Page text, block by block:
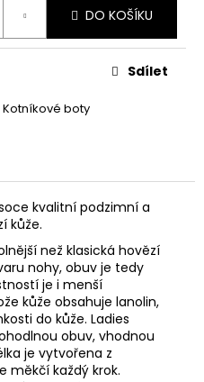
DO KOŠÍKU
Kotníkové boty
Sdílet
kvalitní podzimní a
kůže.
než klasická hovězí
nohy, obuv je tedy
je i menší
kůže obsahuje lanolin,
do kůže. Ladies
obuv, vhodnou
a je vytvořena z
měkčí každý krok.